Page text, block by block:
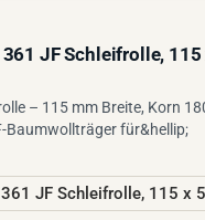
JF Schleifrolle, 115
– 115 mm Breite, Korn
Baumwollträger für&hellip;